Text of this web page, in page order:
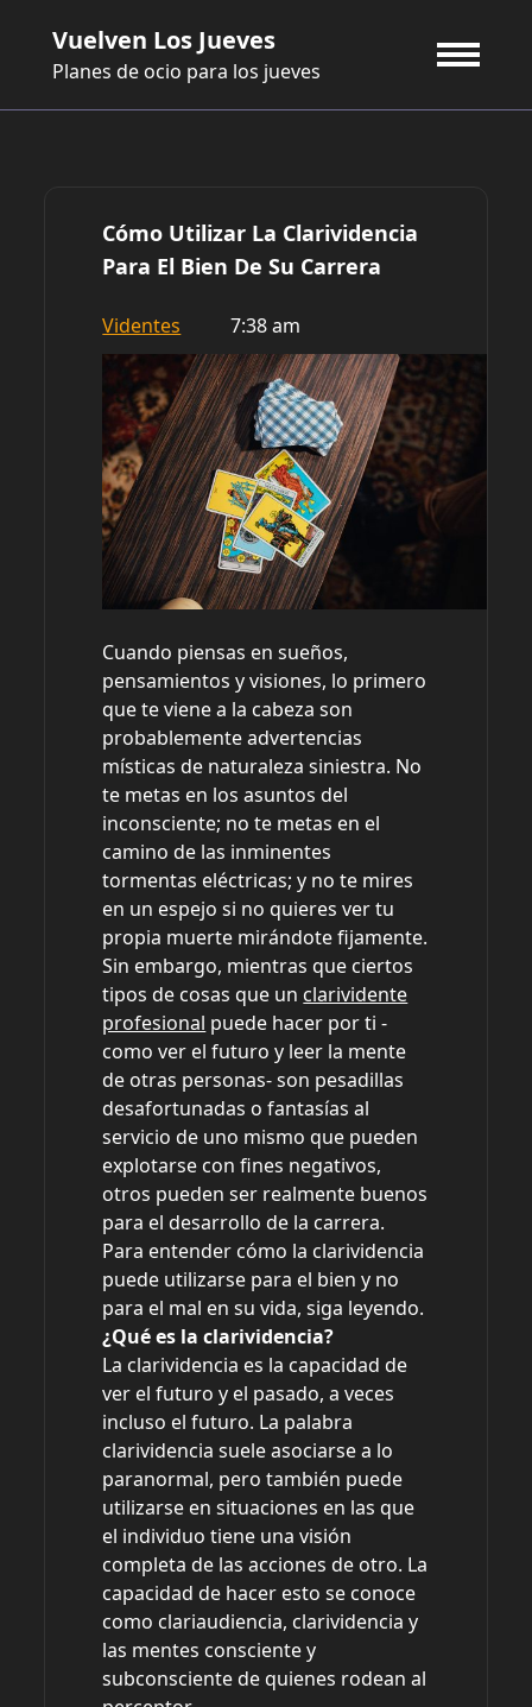
contenido
Vuelven Los Jueves
Planes de ocio para los jueves
Cómo Utilizar La Clarividencia
Para El Bien De Su Carrera
Videntes 7:38 am
Cuando piensas en sueños,
pensamientos y visiones, lo primero
que te viene a la cabeza son
probablemente advertencias
místicas de naturaleza siniestra. No
te metas en los asuntos del
inconsciente; no te metas en el
camino de las inminentes
tormentas eléctricas; y no te mires
en un espejo si no quieres ver tu
propia muerte mirándote fijamente.
Sin embargo, mientras que ciertos
tipos de cosas que un clarividente
profesional puede hacer por ti -
como ver el futuro y leer la mente
de otras personas- son pesadillas
desafortunadas o fantasías al
servicio de uno mismo que pueden
explotarse con fines negativos,
otros pueden ser realmente buenos
para el desarrollo de la carrera.
Para entender cómo la clarividencia
puede utilizarse para el bien y no
para el mal en su vida, siga leyendo.
¿Qué es la clarividencia?
La clarividencia es la capacidad de
ver el futuro y el pasado, a veces
incluso el futuro. La palabra
clarividencia suele asociarse a lo
paranormal, pero también puede
utilizarse en situaciones en las que
el individuo tiene una visión
completa de las acciones de otro. La
capacidad de hacer esto se conoce
como clariaudiencia, clarividencia y
las mentes consciente y
subconsciente de quienes rodean al